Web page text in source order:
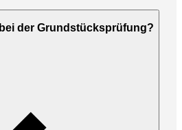
der Grundstücksprüfung?